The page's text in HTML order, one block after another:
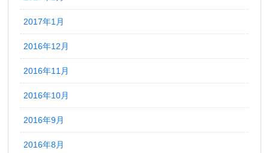
2017年1月
2016年12月
2016年11月
2016年10月
2016年9月
2016年8月